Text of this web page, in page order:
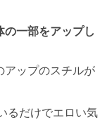
一部をアップし
アップのスチルが
るだけでエロい気